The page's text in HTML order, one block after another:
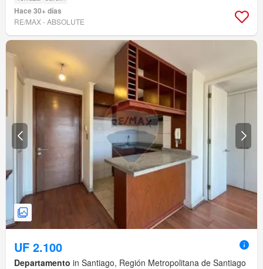
Hace 30+ días
RE/MAX - ABSOLUTE
UF 2.100
Departamento in Santiago, Región Metropolitana de Santiago